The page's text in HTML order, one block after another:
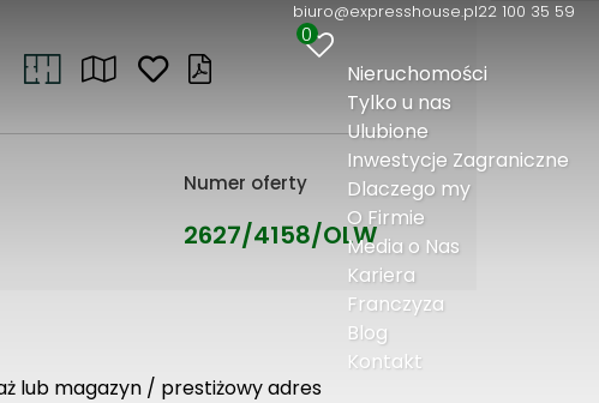
biuro@expresshouse.pl22 100 35 59
0
Nieruchomości
Tylko u nas
Ulubione
Inwestycje Zagraniczne
Dlaczego my
O Firmie
Media o Nas
Kariera
Franczyza
Blog
Kontakt
Numer oferty
2627/4158/OLW
lub magazyn / prestiżowy adres